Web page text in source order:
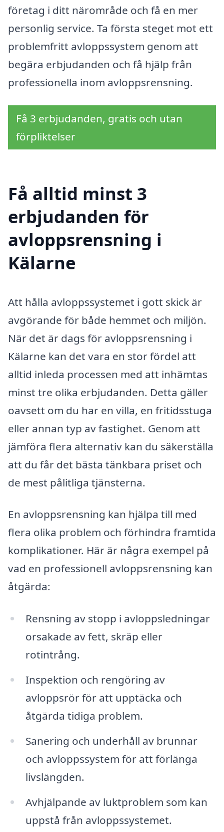
företag i ditt närområde och få en mer
personlig service. Ta första steget mot ett
problemfritt avloppssystem genom att
begära erbjudanden och få hjälp från
professionella inom avloppsrensning.
Få 3 erbjudanden, gratis och utan
förpliktelser
Få alltid minst 3
erbjudanden för
avloppsrensning i
Kälarne
Att hålla avloppssystemet i gott skick är
avgörande för både hemmet och miljön.
När det är dags för avloppsrensning i
Kälarne kan det vara en stor fördel att
alltid inleda processen med att inhämtas
minst tre olika erbjudanden. Detta gäller
oavsett om du har en villa, en fritidsstuga
eller annan typ av fastighet. Genom att
jämföra flera alternativ kan du säkerställa
att du får det bästa tänkbara priset och
de mest pålitliga tjänsterna.
En avloppsrensning kan hjälpa till med
flera olika problem och förhindra framtida
komplikationer. Här är några exempel på
vad en professionell avloppsrensning kan
åtgärda:
Rensning av stopp i avloppsledningar
orsakade av fett, skräp eller
rotintrång.
Inspektion och rengöring av
avloppsrör för att upptäcka och
åtgärda tidiga problem.
Sanering och underhåll av brunnar
och avloppssystem för att förlänga
livslängden.
Avhjälpande av luktproblem som kan
uppstå från avloppssystemet.